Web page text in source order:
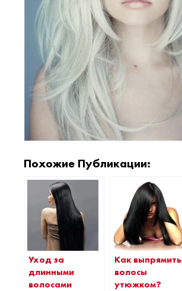
Похожие Публикации:
Уход за
длинными
волосами
Как выпрямить
волосы
утюжком?